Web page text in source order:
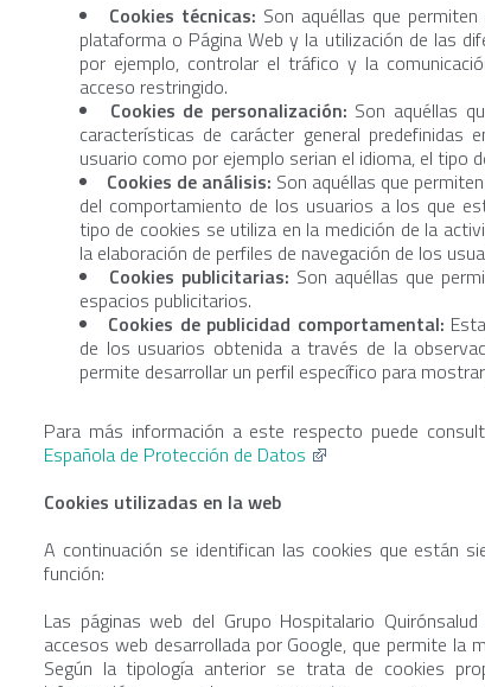
Cookies técnicas: Son aquéllas que
plataforma o Página Web y la utilización de las
por ejemplo, controlar el tráfico y la
acceso restringido.
Cookies de personalización: Son aquéllas
características de carácter general
usuario como por ejemplo serian el idioma, el tipo
Cookies de análisis: Son aquéllas que
del comportamiento de los usuarios a los que
tipo de cookies se utiliza en la medición de la
la elaboración de perfiles de navegación de los
Cookies publicitarias: Son aquéllas que
espacios publicitarios.
Cookies de publicidad comportamental:
de los usuarios obtenida a través de la
permite desarrollar un perfil específico para
Para más información a este respecto puede
Española de Protección de Datos
Cookies utilizadas en la web
A continuación se identifican las cookies que están
función:
Las páginas web del Grupo Hospitalario
accesos web desarrollada por Google, que permite la
Según la tipología anterior se trata de cookies